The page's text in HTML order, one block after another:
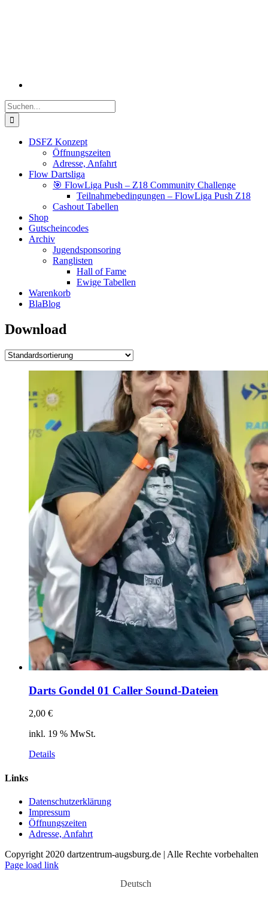
Suche
nach:
DSFZ Konzept
Öffnungszeiten
Adresse, Anfahrt
Flow Dartsliga
🎯 FlowLiga Push – Z18 Community Challenge
Teilnahmebedingungen – FlowLiga Push Z18
Cashout Tabellen
Shop
Gutscheincodes
Archiv
Jugendsponsoring
Ranglisten
Hall of Fame
Ewige Tabellen
Warenkorb
BlaBlog
Download
Darts Gondel 01 Caller Sound-Dateien
2,00 €
inkl. 19 % MwSt.
Details
Links
Datenschutzerklärung
Impressum
Öffnungszeiten
Adresse, Anfahrt
Copyright 2020 dartzentrum-augsburg.de | Alle Rechte vorbehalten
Facebook
Instagram
YouTube
Page load link
Deutsch